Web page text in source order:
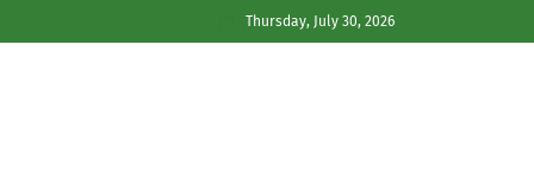
Thursday, July 30, 2026